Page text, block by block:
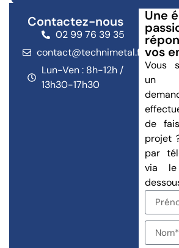
Contactez-nous
02 99 76 39 35
contact@technimetal.fr
Lun-Ven : 8h-12h /
13h30-17h30
Une
vos
Vous
un
de
projet
par
via le